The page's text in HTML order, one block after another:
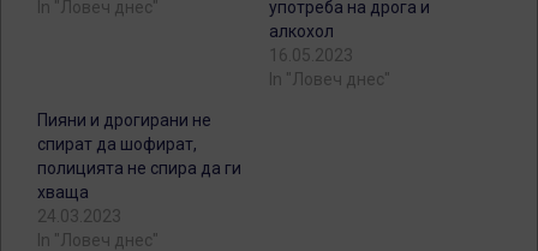
In "Ловеч днес"
употреба на дрога и
алкохол
16.05.2023
In "Ловеч днес"
Пияни и дрогирани не
спират да шофират,
полицията не спира да ги
хваща
24.03.2023
In "Ловеч днес"